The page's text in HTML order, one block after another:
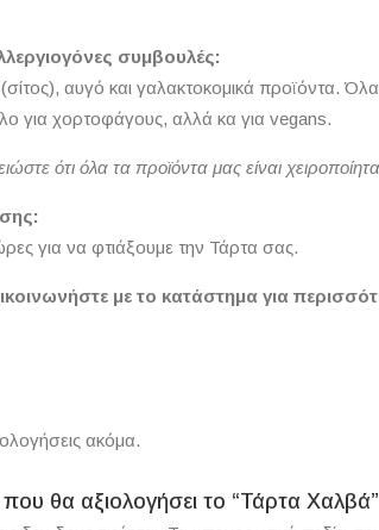
συμβουλές:
(σίτος), αυγό και γαλακτοκομικά προϊόντα.
για χορτοφάγους, αλλά κα για vegans.
ότι όλα τα προϊόντα μας είναι
για να φτιάξουμε την Τάρτα σας.
με το κατάστημα για
ακόμα.
θα αξιολογήσει το “Τάρτα Χαλβά”